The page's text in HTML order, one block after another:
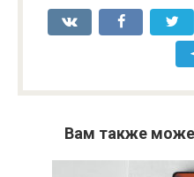
Вам также